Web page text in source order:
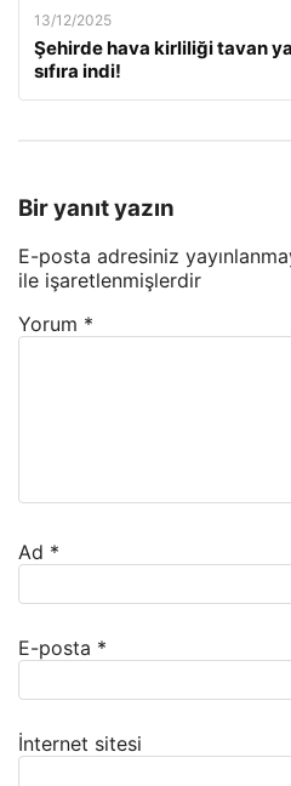
13/12/2025
Şehirde hava kirliliği tavan
sıfıra indi!
Bir yanıt yazın
E-posta adresiniz
ile işaretlenmişlerdir
Yorum *
Ad *
E-posta *
İnternet sitesi